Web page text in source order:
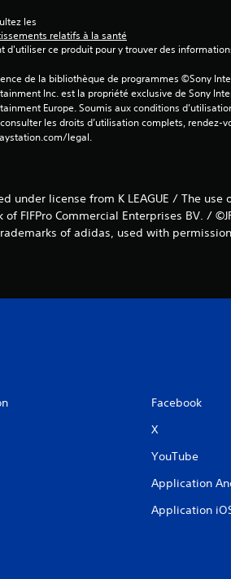
les
relatifs à la santé
d'utiliser ce produit pour y trouver des
de la bibliothèque de programmes ©Sony
Inc. est la propriété exclusive de Sony
Europe. Soumis aux conditions
les droits d’utilisation complets, rendez-
legal.
under license from K LEAGUE / The
FIFPro Commercial Enterprises BV. /
of adidas, used with
Facebook
X
YouTube
Application
Application